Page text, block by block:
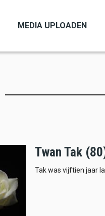
MEDIA UPLOADEN
Twan Tak
Tak was vijftien jaar